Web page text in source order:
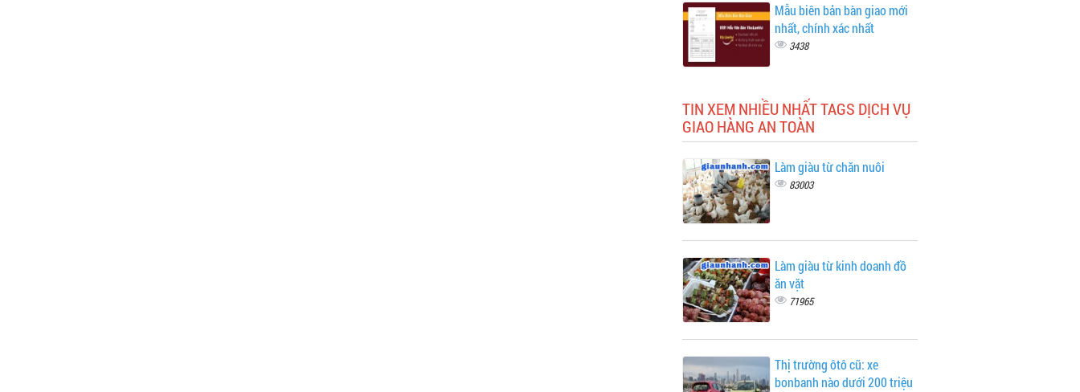
Mẫu biên bản bàn giao mới
nhất, chính xác nhất
3438
TIN XEM NHIỀU NHẤT TAGS DỊCH VỤ
GIAO HÀNG AN TOÀN
Làm giàu từ chăn nuôi
83003
Làm giàu từ kinh doanh đồ
ăn vặt
71965
Thị trường ôtô cũ: xe
bonbanh nào dưới 200 triệu